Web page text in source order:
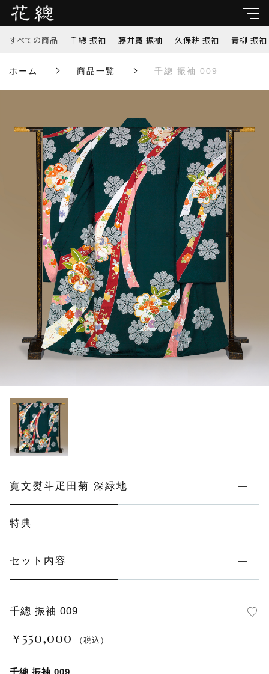
すべての商品 千總 振袖 藤井寛 振袖 久保耕 振袖 青柳 振袖
ホーム 商品一覧 千總 振袖 009
寛文熨斗疋田菊 深緑地
特典
セット内容
千總 振袖 009
￥ 550,000 （税込）
￥550,000（税込）
ショッピングを続ける
カートを確認する
千總 振袖
藤井寛 振袖
久保耕 振袖
青柳 振袖
吉澤 振袖
総絞り 振袖
桶絞り 振袖
手刺繍 振袖
レンタル振袖Ｔサイズ（ＷＥＢ限定商品）
レンタル振袖Ｌサイズ（ＷＥＢ限定商品）
京都の前撮り(ホテル)
京都の前撮り(東山の町並み)
名古屋の前撮り(老舗写真館とガーデン)
価格帯
並び順
その他
在庫あり セール